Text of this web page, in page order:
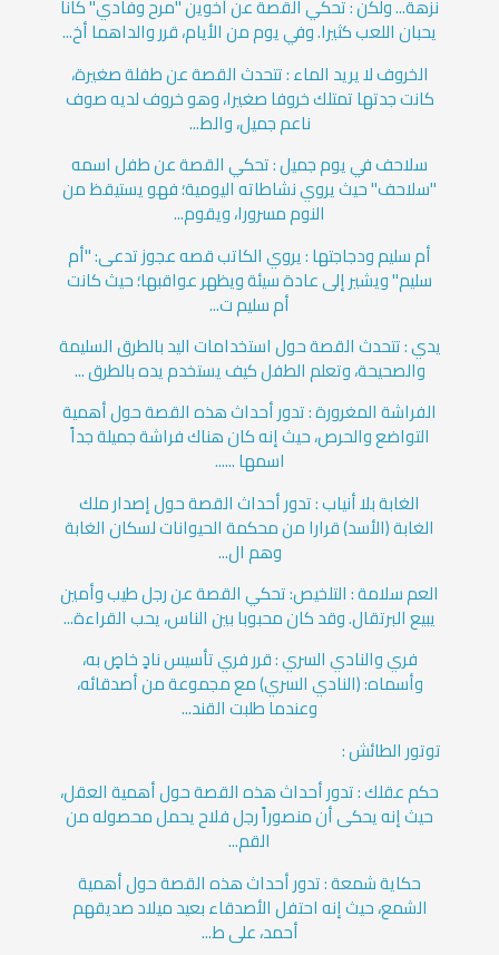
نزهة... ولكن : تحكي القصة عن أخوين "مرح وفادي" كانا
يحبان اللعب كثيرا. وفي يوم من الأيام، قرر والداهما أخ...
الخروف لا يريد الماء : تتحدث القصة عن طفلة صغيرة،
كانت جدتها تمتلك خروفا صغيرا، وهو خروف لديه صوف
ناعم جميل، والط...
سلاحف في يوم جميل : تحكي القصة عن طفل اسمه
"سلاحف" حيث يروي نشاطاته اليومية؛ فهو يستيقظ من
النوم مسرورا، ويقوم...
أم سليم ودجاجتها : يروي الكاتب قصه عجوز تدعى: "أم
سليم" ويشير إلى عادة سيئة ويظهر عواقبها؛ حيث كانت
أم سليم ت...
يدي : تتحدث القصة حول استخدامات اليد بالطرق السليمة
والصحيحة، وتعلم الطفل كيف يستخدم يده بالطرق ...
الفراشة المغرورة : تدور أحداث هذه القصة حول أهمية
التواضع والحرص، حيث إنه كان هناك فراشة جميلة جداً
اسمها ......
الغابة بلا أنياب : تدور أحداث القصة حول إصدار ملك
الغابة (الأسد) قرارا من محكمة الحيوانات لسكان الغابة
وهم ال...
العم سلامة : التلخيص: تحكي القصة عن رجل طيب وأمين
يبيع البرتقال. وقد كان محبوبا بين الناس، يحب القراءة...
فري والنادي السري : قرر فري تأسيس نادٍ خاصٍ به،
وأسماه: (النادي السري) مع مجموعة من أصدقائه،
وعندما طلبت القند...
توتور الطائش :
حكم عقلك : تدور أحداث هذه القصة حول أهمية العقل،
حيث إنه يحكى أن منصوراً رجل فلاح يحمل محصوله من
القم...
حكاية شمعة : تدور أحداث هذه القصة حول أهمية
الشمع، حيث إنه احتفل الأصدقاء بعيد ميلاد صديقهم
أحمد، على ط...